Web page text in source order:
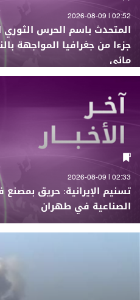
02:52 | 2026-08-09
المتحدث باسم الحرس الثوري
جزءا من جغرافيا المواجهة
مائي
02:33 | 2026-08-09
تسنيم الإيرانية: حريق
الصناعية في طهران